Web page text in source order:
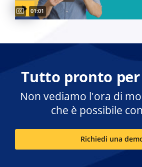
Video duration:
01:01
Captions available
Tutto pronto
Non vediamo l'ora di
che è possibile
Richiedi una